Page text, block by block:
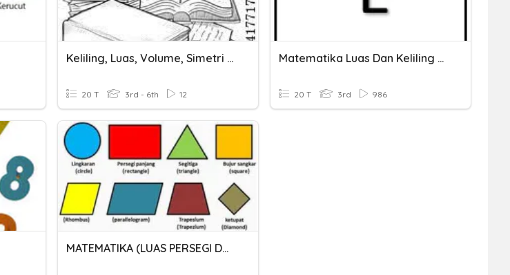
Keliling, Luas, Volume, Simetri Lipat Dan Putar
20 T 3rd - 6th 12
Matematika Luas Dan Keliling Kelas 3
20 T 3rd 986
MATEMATIKA (LUAS PERSEGI DAN PERSEGI PANJANG)